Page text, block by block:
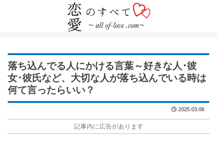
落ち込んでる人にかける言葉～好きな人･彼
女･彼氏など、大切な人が落ち込んでいる時は
何て言ったらいい？
2025.03.06
記事内に広告があります